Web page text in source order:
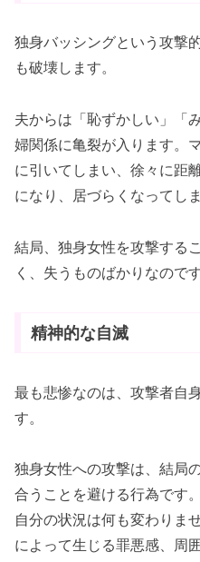
独身バッシングという攻撃
も破壊します。
夫からは「恥ずかしい」「
婦関係に亀裂が入ります。
に引いてしまい、徐々に距
になり、居づらくなってし
結局、独身女性を攻撃する
く、失うものばかりなのです
精神的な自滅
最も悲惨なのは、攻撃者自
す。
独身女性への攻撃は、結局
合うことを避ける行為です
自分の状況は何も変わりま
によって生じる罪悪感、周